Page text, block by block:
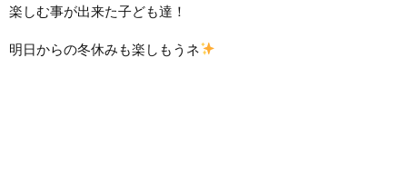
楽しむ事が出来た子ども達！
明日からの冬休みも楽しもうネ